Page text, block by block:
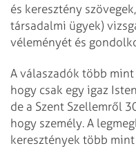
és keresztény
társadalmi ügyek)
véleményét és
A válaszadók több
hogy csak egy igaz
de a Szent Szellemről
hogy személy. A
keresztények több